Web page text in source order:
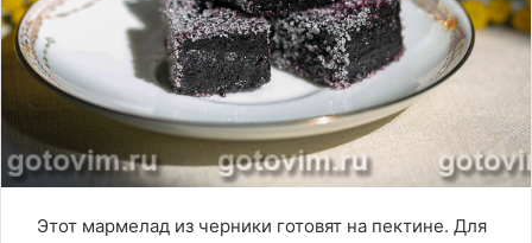
Этот мармелад из черники готовят на пектине. Для